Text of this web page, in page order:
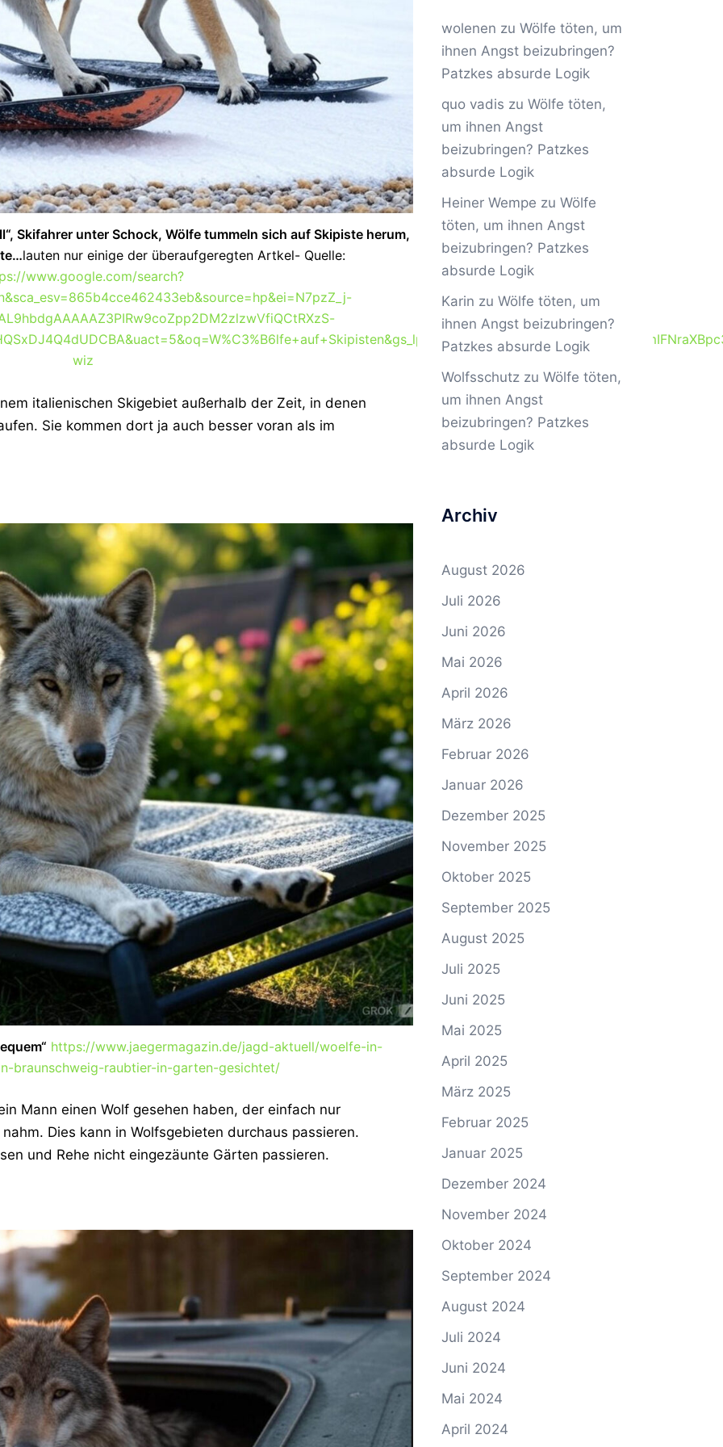
Skifahrer unter Schock, Wölfe tummeln sich auf Skipiste herum,
lauten nur einige der überaufgeregten Artkel- Quelle:
www.google.com/search?
wiz
italienischen Skigebiet außerhalb der Zeit, in denen
Sie kommen dort ja auch besser voran als im
https://www.jaegermagazin.de/jagd-aktuell/woelfe-in-
braunschweig-raubtier-in-garten-gesichtet/
Mann einen Wolf gesehen haben, der einfach nur
Dies kann in Wolfsgebieten durchaus passieren.
und Rehe nicht eingezäunte Gärten passieren.
wolenen zu Wölfe töten, um
ihnen Angst beizubringen?
Patzkes absurde Logik
quo vadis zu Wölfe töten,
um ihnen Angst
beizubringen? Patzkes
absurde Logik
Heiner Wempe zu Wölfe
töten, um ihnen Angst
beizubringen? Patzkes
absurde Logik
Karin zu Wölfe töten, um
ihnen Angst beizubringen?
Patzkes absurde Logik
Wolfsschutzzu Wölfe töten,
um ihnen Angst
beizubringen? Patzkes
absurde Logik
Archiv
August 2026
Juli 2026
Juni 2026
Mai 2026
April 2026
März 2026
Februar 2026
Januar 2026
Dezember 2025
November 2025
Oktober 2025
September 2025
August 2025
Juli 2025
Juni 2025
Mai 2025
April 2025
März 2025
Februar 2025
Januar 2025
Dezember 2024
November 2024
Oktober 2024
September 2024
August 2024
Juli 2024
Juni 2024
Mai 2024
April 2024